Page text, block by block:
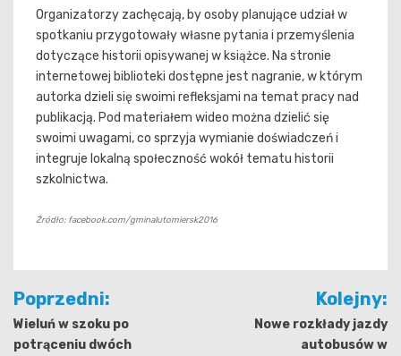
Organizatorzy zachęcają, by osoby planujące udział w
spotkaniu przygotowały własne pytania i przemyślenia
dotyczące historii opisywanej w książce. Na stronie
internetowej biblioteki dostępne jest nagranie, w którym
autorka dzieli się swoimi refleksjami na temat pracy nad
publikacją. Pod materiałem wideo można dzielić się
swoimi uwagami, co sprzyja wymianie doświadczeń i
integruje lokalną społeczność wokół tematu historii
szkolnictwa.
Źródło: facebook.com/gminalutomiersk2016
Nawigacja
wpisu
Poprzedni:
Wieluń w szoku po
potrąceniu dwóch
Kolejny:
Nowe rozkłady jazdy
autobusów w